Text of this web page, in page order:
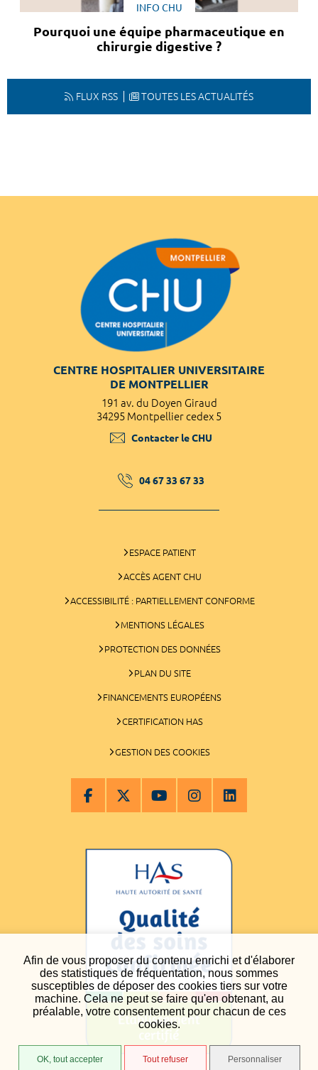
Afin de vous proposer du contenu enrichi et d'élaborer
des statistiques de fréquentation, nous sommes
susceptibles de déposer des cookies tiers sur votre
machine. Cela ne peut se faire qu'en obtenant, au
préalable, votre consentement pour chacun de ces
cookies.
OK, tout accepter Tout refuser Personnaliser
INFO CHU
Pourquoi une équipe pharmaceutique en
chirurgie digestive ?
FLUX RSS TOUTES LES ACTUALITÉS
CENTRE HOSPITALIER UNIVERSITAIRE
DE MONTPELLIER
191 av. du Doyen Giraud
34295 Montpellier cedex 5
Contacter le CHU
04 67 33 67 33
ESPACE PATIENT
ACCÈS AGENT CHU
ACCESSIBILITÉ : PARTIELLEMENT CONFORME
MENTIONS LÉGALES
PROTECTION DES DONNÉES
PLAN DU SITE
FINANCEMENTS EUROPÉENS
CERTIFICATION HAS
GESTION DES COOKIES